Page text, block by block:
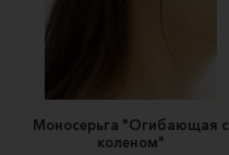
Моносерьга "Огибающая с
коленом"